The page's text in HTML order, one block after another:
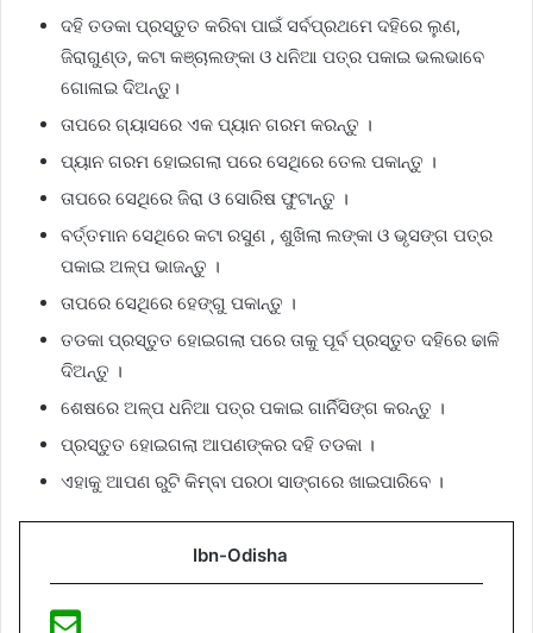
ଦହି ତଡକା ପ୍ରସ୍ତୁତ କରିବା ପାଇଁ ସର୍ବପ୍ରଥମେ ଦହିରେ ଲୁଣ,
ଜିରାଗୁଣ୍ଡ, କଟା କଞ୍ଚାଲଙ୍କା ଓ ଧନିଆ ପତ୍ର ପକାଇ ଭଲଭାବେ
ଗୋଳାଇ ଦିଅନ୍ତୁ।
ତାପରେ ଗ୍ୟାସରେ ଏକ ପ୍ୟାନ ଗରମ କରନ୍ତୁ ।
ପ୍ୟାନ ଗରମ ହୋଇଗଲା ପରେ ସେଥିରେ ତେଲ ପକାନ୍ତୁ ।
ତାପରେ ସେଥିରେ ଜିରା ଓ ସୋରିଷ ଫୁଟାନ୍ତୁ ।
ବର୍ତ୍ତମାନ ସେଥିରେ କଟା ରସୁଣ , ଶୁଖିଲା ଲଙ୍କା ଓ ଭୃସଙ୍ଗ ପତ୍ର
ପକାଇ ଅଳ୍ପ ଭାଜନ୍ତୁ ।
ତାପରେ ସେଥିରେ ହେଙ୍ଗୁ ପକାନ୍ତୁ ।
ତଡକା ପ୍ରସ୍ତୁତ ହୋଇଗଲା ପରେ ତାକୁ ପୂର୍ବ ପ୍ରସ୍ତୁତ ଦହିରେ ଢାଳି
ଦିଅନ୍ତୁ ।
ଶେଷରେ ଅଳ୍ପ ଧନିଆ ପତ୍ର ପକାଇ ଗାର୍ନିସିଙ୍ଗ କରନ୍ତୁ ।
ପ୍ରସ୍ତୁତ ହୋଇଗଲା ଆପଣଙ୍କର ଦହି ତଡକା ।
ଏହାକୁ ଆପଣ ରୁଟି କିମ୍ବା ପରଠା ସାଙ୍ଗରେ ଖାଇପାରିବେ ।
Ibn-Odisha